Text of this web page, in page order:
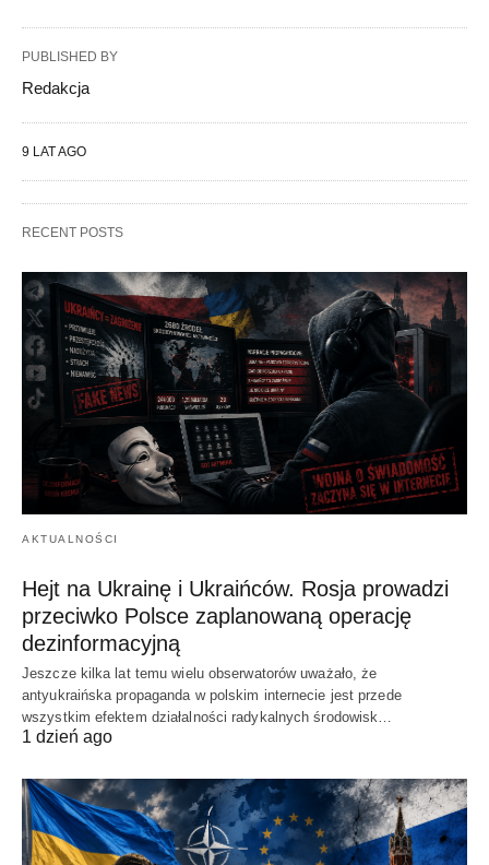
PUBLISHED BY
Redakcja
9 LAT AGO
RECENT POSTS
AKTUALNOŚCI
Hejt na Ukrainę i Ukraińców. Rosja prowadzi
przeciwko Polsce zaplanowaną operację
dezinformacyjną
Jeszcze kilka lat temu wielu obserwatorów uważało, że
antyukraińska propaganda w polskim internecie jest przede
wszystkim efektem działalności radykalnych środowisk…
1 dzień ago